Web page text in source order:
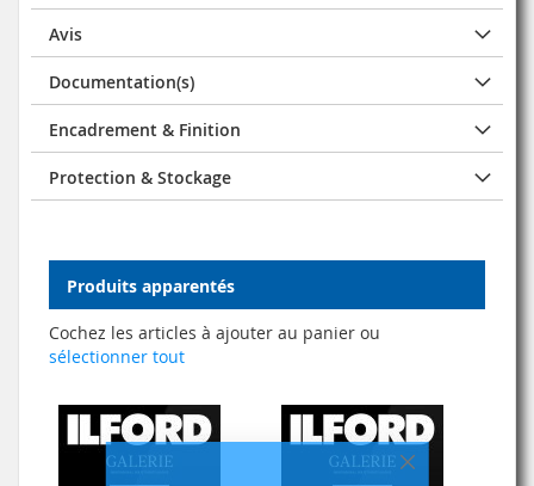
Fermer
Avis
Documentation(s)
Encadrement & Finition
Protection & Stockage
Produits apparentés
Cochez les articles à ajouter au panier ou
sélectionner tout